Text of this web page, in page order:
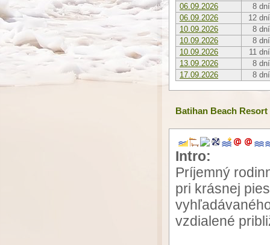
06.09.2026
8 dní
06.09.2026
12 dní
10.09.2026
8 dní
10.09.2026
8 dní
10.09.2026
11 dní
13.09.2026
8 dní
17.09.2026
8 dní
Batihan Beach Resort
Intro:
Príjemný
pri krásnej
vzdialené